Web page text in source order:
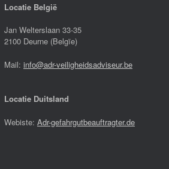
Locatie België
Jan Welterslaan 33-35
2100 Deurne (Belgïe)
Mail: info@adr-veiligheidsadviseur.be
Locatie Duitsland
Webiste: Adr-gefahrgutbeauftragter.de